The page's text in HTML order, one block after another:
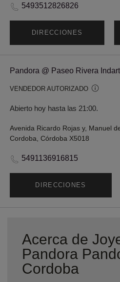
5493512826826
DIRECCIONES
Pandora @ Paseo Rivera
VENDEDOR AUTORIZADO
Abierto hoy hasta las 21:00.
Cordoba, Córdoba X5018
5491136916815
DIRECCIONES
Acerca de
Pandora
Cordoba